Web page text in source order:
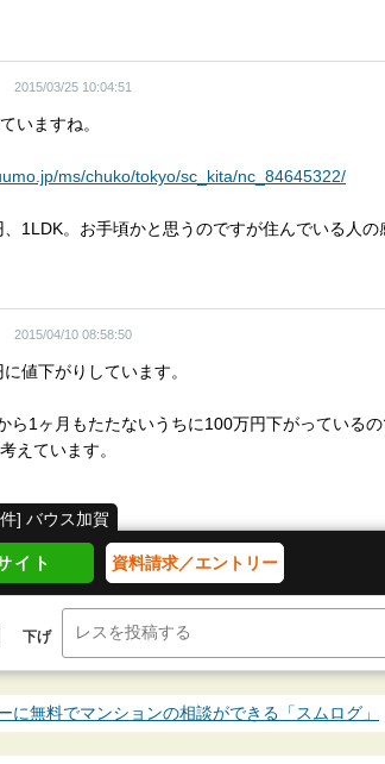
2015/03/25 10:04:51
いますね。
ms/chuko/tokyo/sc_kita/nc_84645322/
1LDK。お手頃かと思うのですが住んでいる人の
2015/04/10 08:58:50
値下がりしています。
ら1ヶ月もたたないうちに100万円下がっている
えています。
] バウス加賀
イト 資料請求／エントリー
下げ
に無料でマンションの相談ができる「スムログ」